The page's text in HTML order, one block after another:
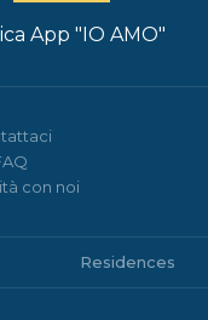
App "IO AMO"
con noi
Residences